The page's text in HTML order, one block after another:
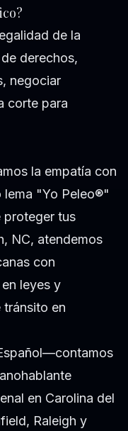
de la
derechos,
negociar
corte para
la empatía con
lema "Yo Peleo®"
proteger tus
NC, atendemos
con
leyes y
en
en Carolina del
Raleigh y